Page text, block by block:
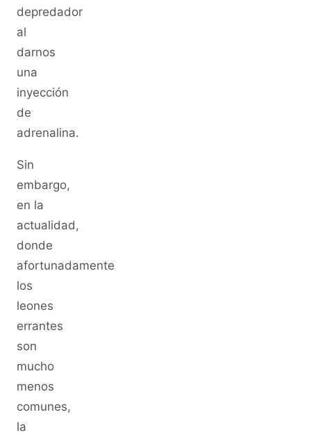
depredador
al
darnos
una
inyección
de
adrenalina.
Sin
embargo,
en la
actualidad,
donde
afortunadamente
los
leones
errantes
son
mucho
menos
comunes,
la